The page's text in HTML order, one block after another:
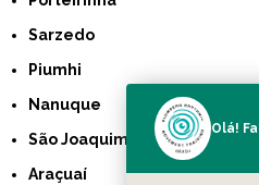
Sarzedo
Piumhi
Nanuque
São Joaquim de Bicas
Araçuaí
Olá!